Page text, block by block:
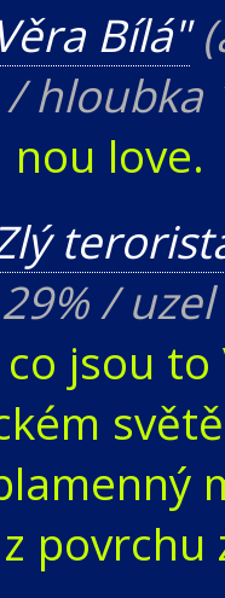
Bílá"
/ hloubka
nou love.
/
jsou
povrchu